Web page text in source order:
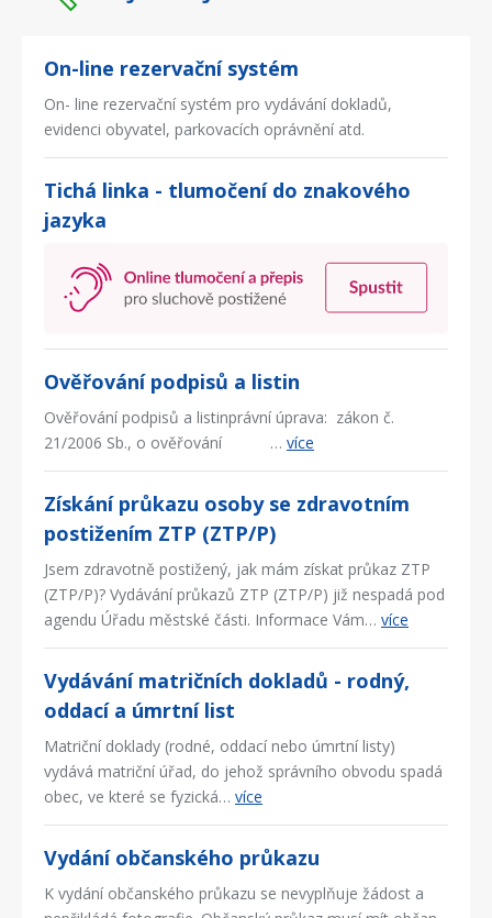
On-line rezervační systém
On- line rezervační systém pro vydávání dokladů,
evidenci obyvatel, parkovacích oprávnění atd.
Tichá linka - tlumočení do znakového
jazyka
Ověřování podpisů a listin
Ověřování podpisů a listinprávní úprava: zákon č.
21/2006 Sb., o ověřování … více
Získání průkazu osoby se zdravotním
postižením ZTP (ZTP/P)
Jsem zdravotně postižený, jak mám získat průkaz ZTP
(ZTP/P)? Vydávání průkazů ZTP (ZTP/P) již nespadá pod
agendu Úřadu městské části. Informace Vám… více
Vydávání matričních dokladů - rodný,
oddací a úmrtní list
Matriční doklady (rodné, oddací nebo úmrtní listy)
vydává matriční úřad, do jehož správního obvodu spadá
obec, ve které se fyzická… více
Vydání občanského průkazu
K vydání občanského průkazu se nevyplňuje žádost a